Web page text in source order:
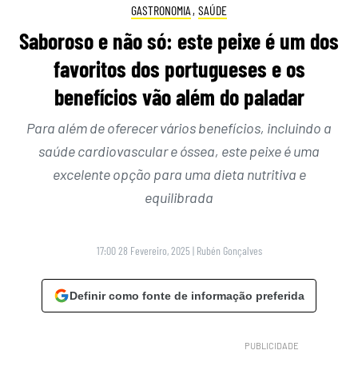
GASTRONOMIA , SAÚDE
Saboroso e não só: este peixe é um dos
favoritos dos portugueses e os
benefícios vão além do paladar
Para além de oferecer vários benefícios, incluindo a
saúde cardiovascular e óssea, este peixe é uma
excelente opção para uma dieta nutritiva e
equilibrada
17:00 28 Fevereiro, 2025 | Rubén Gonçalves
Definir como fonte de informação preferida